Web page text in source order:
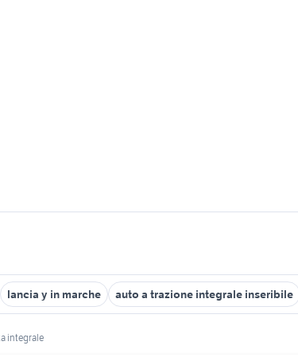
lancia y in marche auto a trazione integrale inseribile
integrale